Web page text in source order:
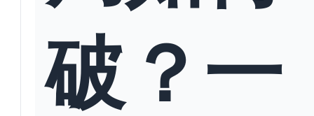
破？一